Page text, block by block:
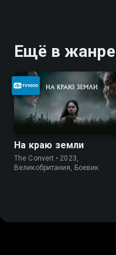
Ещё в
На краю земли
The Convert • 2023,
Великобритания, Боевик